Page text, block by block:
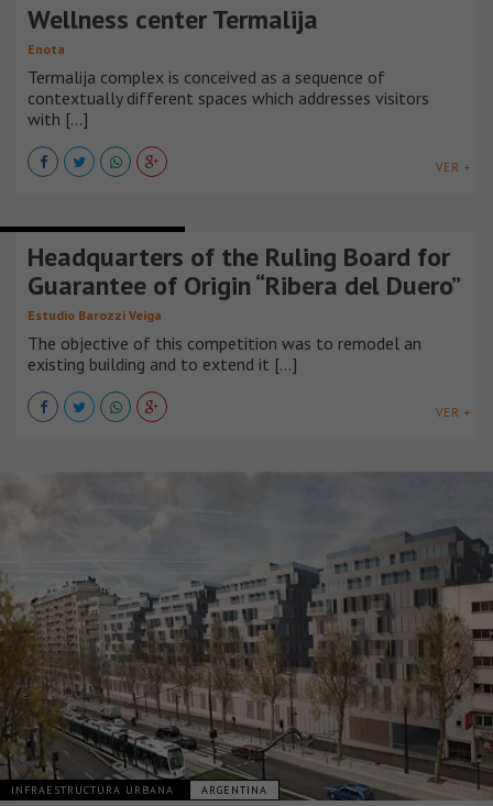
Wellness center Termalija
Enota
Termalija complex is conceived as a sequence of
contextually different spaces which addresses visitors
with [...]
VER +
Headquarters of the Ruling Board for
Guarantee of Origin “Ribera del Duero”
Estudio Barozzi Veiga
The objective of this competition was to remodel an
existing building and to extend it [...]
VER +
INFRAESTRUCTURA URBANA ARGENTINA